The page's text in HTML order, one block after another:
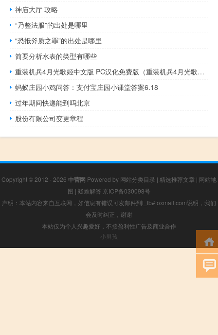
神庙大厅 攻略
“乃整法服”的出处是哪里
“恐抵斧质之罪”的出处是哪里
简要分析水表的类型有哪些
重装机兵4月光歌姬中文版 PC汉化免费版（重装机兵4月光歌姬中文版 PC汉化免费版功能简介）
蚂蚁庄园小鸡问答：支付宝庄园小课堂答案6.18
过年期间快递能到吗北京
股份有限公司变更章程
Copyright © 2012 - 2026 中营网 Powered by 网站分类目录 | 精选推荐文章 | 网站地
图 | 疑难解答 京ICP备030098号
声明：本站内容来自互联网，如信息有错误可发邮件到f_fb#foxmail.com说明，我们
会及时纠正，谢谢
本站仅为个人兴趣爱好，不接盈利性广告及商业合作
小男孩